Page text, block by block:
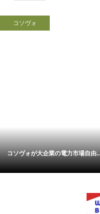
コソヴォ
コソヴォが大企業の電力市場自由